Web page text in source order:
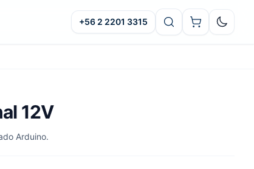
+56 2 2201 3315 Oscuro
12V
Arduino.